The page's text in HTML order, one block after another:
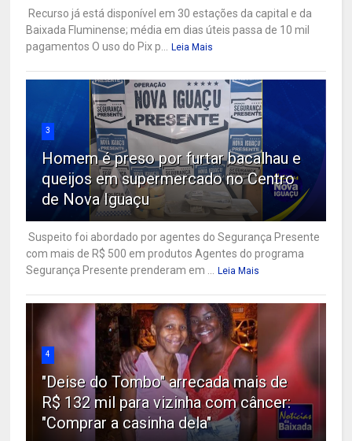
Recurso já está disponível em 30 estações da capital e da
Baixada Fluminense; média em dias úteis passa de 10 mil
pagamentos O uso do Pix p...
Leia Mais
3
Homem é preso por furtar bacalhau e
queijos em supermercado no Centro
de Nova Iguaçu
Suspeito foi abordado por agentes do Segurança Presente
com mais de R$ 500 em produtos Agentes do programa
Segurança Presente prenderam em ...
Leia Mais
4
"Deise do Tombo" arrecada mais de
R$ 132 mil para vizinha com câncer:
"Comprar a casinha dela"